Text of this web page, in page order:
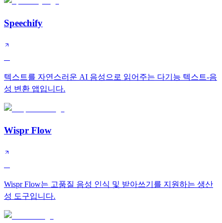
Speechify
텍스트를 자연스러운 AI 음성으로 읽어주는 다기능 텍스트-음
성 변환 앱입니다.
Wispr Flow
Wispr Flow는 고품질 음성 인식 및 받아쓰기를 지원하는 생산
성 도구입니다.